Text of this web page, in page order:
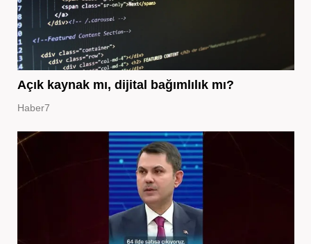
Açık kaynak mı, dijital bağımlılık mı?
Haber7